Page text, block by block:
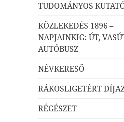
TUDOMÁNYOS
KÖZLEKEDÉS 1896 –
NAPJAINKIG: ÚT,
AUTÓBUSZ
NÉVKERESŐ
RÁKOSLIGETÉRT
RÉGÉSZET